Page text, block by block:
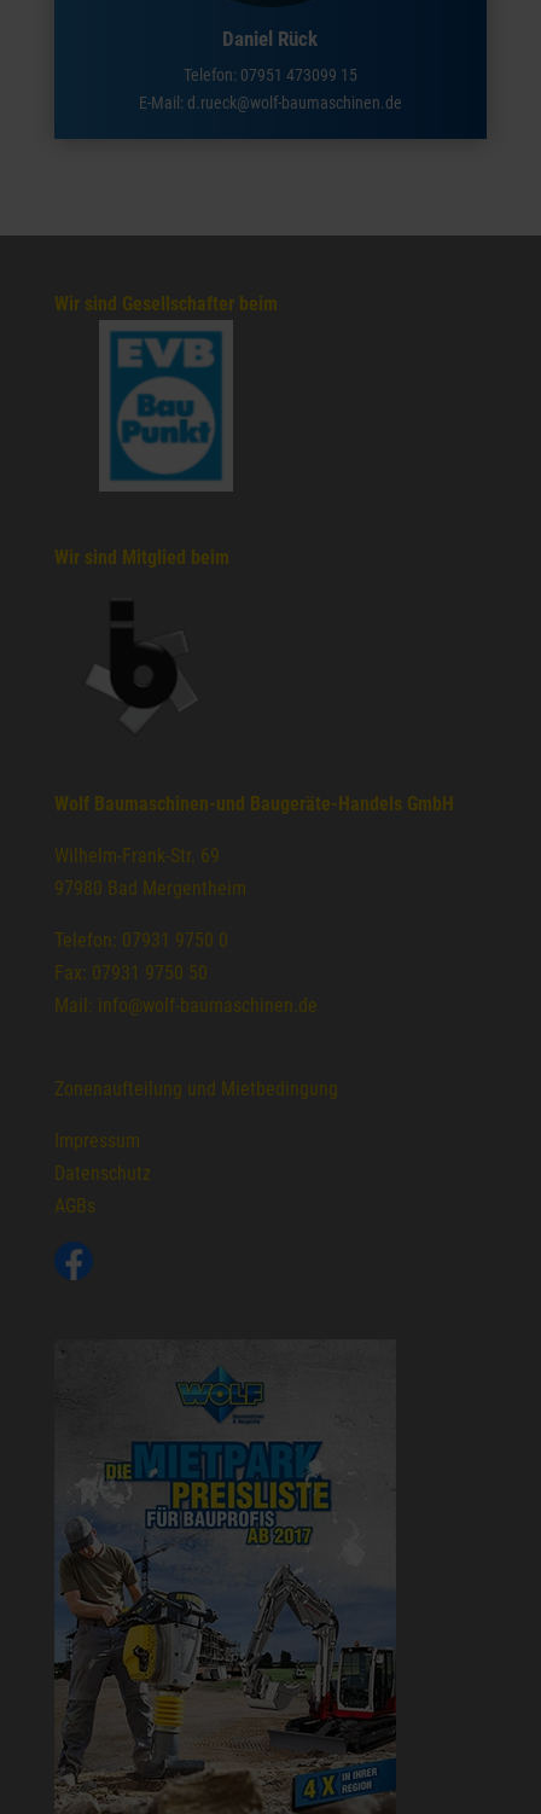
Daniel Rück
Telefon: 07951 473099 15
E-Mail: d.rueck@wolf-baumaschinen.de
Wir sind Gesellschafter beim
Wir sind Mitglied beim
Wolf Baumaschinen-und Baugeräte-Handels GmbH
Wilhelm-Frank-Str. 69
97980 Bad Mergentheim
Telefon: 07931 9750 0
Fax: 07931 9750 50
Mail: info@wolf-baumaschinen.de
Zonenaufteilung und Mietbedingung
Impressum
Datenschutz
AGBs